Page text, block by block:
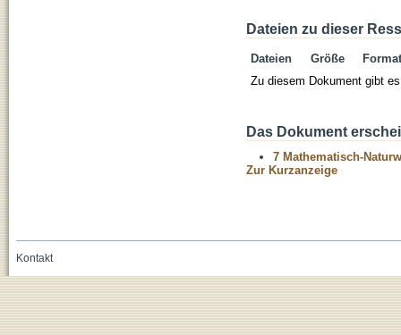
Dateien zu dieser
Dateien Größe
Format
Zu diesem Dokument gibt
Das Dokument
7 Mathematisch-
Zur Kurzanzeige
Kontakt